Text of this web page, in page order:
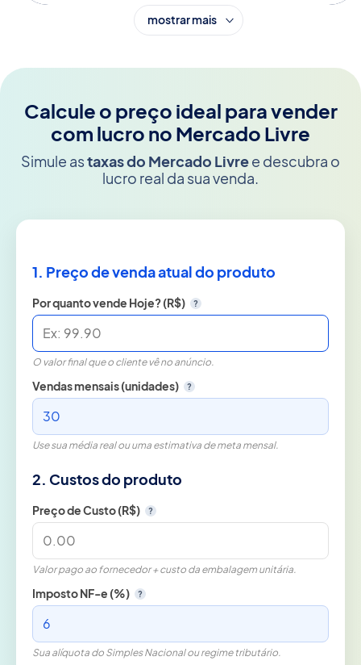
mostrar mais
Calcule o preço ideal para vender
com lucro no Mercado Livre
Simule astaxas do Mercado Livree descubra o
lucro real da sua venda.
1. Preço de venda atual do produto
Por quanto vende Hoje? (R$) ?
O valor final que o cliente vê no anúncio.
Vendas mensais (unidades) ?
Use sua média real ou uma estimativa de meta mensal.
2. Custos do produto
Preço de Custo (R$) ?
Valor pago ao fornecedor + custo da embalagem unitária.
Imposto NF-e (%) ?
Sua alíquota do Simples Nacional ou regime tributário.